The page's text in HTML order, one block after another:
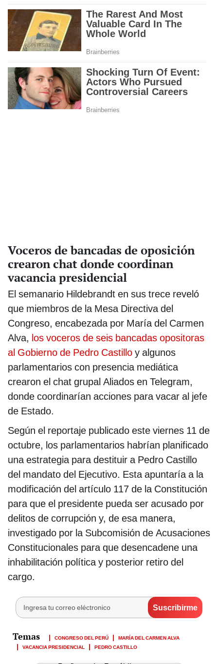
Voceros de bancadas de oposición
crearon chat donde coordinan
vacancia presidencial
El semanario Hildebrandt en sus trece reveló
que miembros de la Mesa Directiva del
Congreso, encabezada por María del Carmen
Alva, los voceros de seis bancadas opositoras
al Gobierno de Pedro Castillo y algunos
parlamentarios con presencia mediática
crearon el chat grupal Aliados en Telegram,
donde coordinarían acciones para vacar al jefe
de Estado.
Según el reportaje publicado este viernes 11 de
octubre, los parlamentarios habrían planificado
una estrategia para destituir a Pedro Castillo
del mandato del Ejecutivo. Esta apuntaría a la
modificación del artículo 117 de la Constitución
para que el presidente pueda ser acusado por
delitos de corrupción y, de esa manera,
investigado por la Subcomisión de Acusaciones
Constitucionales para que desencadene una
inhabilitación política y posterior retiro del
cargo.
CONGRESO DEL PERÚ
MARÍA DEL CARMEN ALVA
VACANCIA PRESIDENCIAL
PEDRO CASTILLO